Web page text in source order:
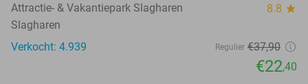
Attractie- & Vakantiepark Slagharen 8.8 star
Slagharen
Verkocht: 4.939
Regulier €37,90
€22,40